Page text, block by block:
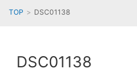
TOP DSC01138
DSC01138